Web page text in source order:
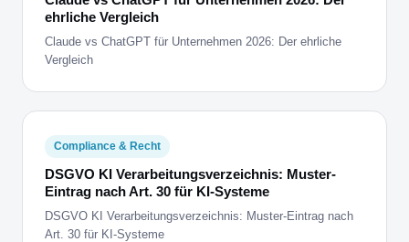
ehrliche Vergleich
Claude vs ChatGPT für Unternehmen 2026: Der ehrliche
Vergleich
Compliance & Recht
DSGVO KI Verarbeitungsverzeichnis: Muster-
Eintrag nach Art. 30 für KI-Systeme
DSGVO KI Verarbeitungsverzeichnis: Muster-Eintrag nach
Art. 30 für KI-Systeme